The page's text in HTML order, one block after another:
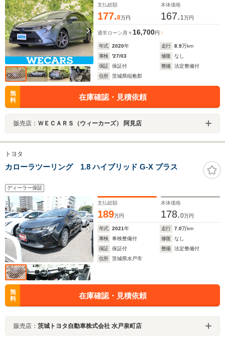
支払総額
177.8万円
本体価格
167. 1 万円
通常ローン 月々 16,700円
年式 2020年 走行 8.9万km
車検
'27/03 修復
なし
保証
保証付 整備
法定整備付
住所
茨城県稲敷郡
無
料
在庫確認・見積依頼
販売店： ＷＥＣＡＲＳ（ウィーカーズ） 阿見店
トヨタ
カローラツーリング 1.8 ハイブリッド G-X プラス
ディーラー保証
支払総額
189万円
本体価格
178.0万円
年式 2021年 走行 7.0万km
車検
車検整備付 修復
なし
保証
保証付 整備
法定整備付
住所
茨城県水戸市
無
料
在庫確認・見積依頼
販売店： 茨城トヨタ自動車株式会社 水戸泉町店